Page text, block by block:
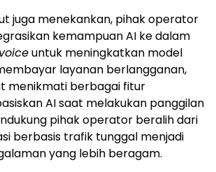
juga menekankan, pihak operator
kemampuan AI ke dalam
untuk meningkatkan model
layanan berlangganan,
menikmati berbagai fitur
AI saat melakukan panggilan
pihak operator beralih dari
berbasis trafik tunggal menjadi
yang lebih beragam.